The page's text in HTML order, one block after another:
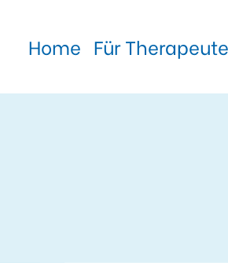
Home Für